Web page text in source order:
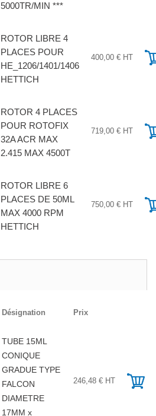
5000TR/MIN ***
ROTOR LIBRE 4
PLACES POUR
HE_1206/1401/1406
HETTICH
400,00 € HT
ROTOR 4 PLACES
POUR ROTOFIX
32A ACR MAX
2.415 MAX 4500T
719,00 € HT
ROTOR LIBRE 6
PLACES DE 50ML
MAX 4000 RPM
HETTICH
750,00 € HT
Désignation Prix
TUBE 15ML
CONIQUE
GRADUE TYPE
FALCON
DIAMETRE
17MM x
246,48 € HT